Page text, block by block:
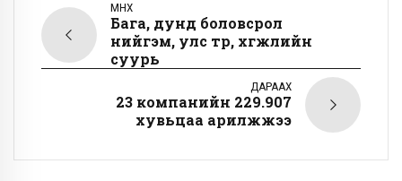
ӨМНӨХ
Бага, дунд боловсрол
нийгэм, улс төр, хөгжлийн
суурь
ДАРААХ
23 компанийн 229.907
хувьцаа арилжжээ